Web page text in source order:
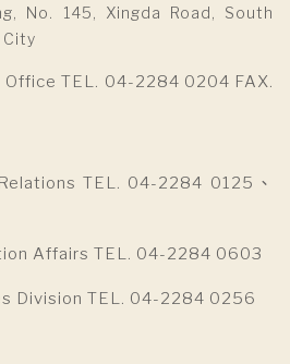
No. 145, Xingda Road, South
TEL. 04-2284 0204 FAX.
TEL. 04-2284 0125、
Affairs TEL. 04-2284 0603
TEL. 04-2284 0256